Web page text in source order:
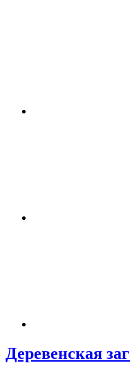
Деревенская